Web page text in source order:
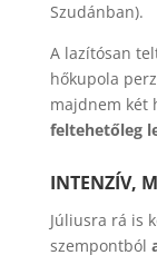
Szudánban).
A lazítósan
hőkupola
majdnem két
feltehetőleg
INTENZÍV,
Júliusra rá is
szempontból